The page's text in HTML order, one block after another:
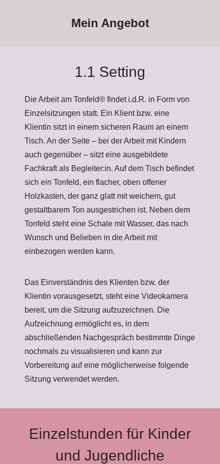
Mein Angebot
1.1 Setting
Die Arbeit am Tonfeld® findet i.d.R. in Form von
Einzelsitzungen statt. Ein Klient bzw. eine
Klientin sitzt in einem sicheren Raum an einem
Tisch. An der Seite – bei der Arbeit mit Kindern
auch gegenüber – sitzt eine ausgebildete
Fachkraft als Begleiter:in. Auf dem Tisch befindet
sich ein Tonfeld, ein flacher, oben offener
Holzkasten, der ganz glatt mit weichem, gut
gestaltbarem Ton ausgestrichen ist. Neben dem
Tonfeld steht eine Schale mit Wasser, das nach
Wunsch und Belieben in die Arbeit mit
einbezogen werden kann.
Das Einverständnis des Klienten bzw. der
Klientin vorausgesetzt, steht eine Videokamera
bereit, um die Sitzung aufzuzeichnen. Die
Aufzeichnung ermöglicht es, in dem
abschließenden Nachgespräch bestimmte Dinge
nochmals zu visualisieren und kann zur
Vorbereitung auf eine möglicherweise folgende
Sitzung verwendet werden.
Einzelstunden für Kinder
und Jugendliche